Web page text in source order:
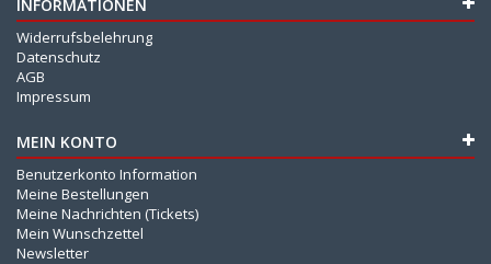
INFORMATIONEN
Widerrufsbelehrung
Datenschutz
AGB
Impressum
MEIN KONTO
Benutzerkonto Information
Meine Bestellungen
Meine Nachrichten (Tickets)
Mein Wunschzettel
Newsletter